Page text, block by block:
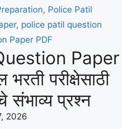
, Police Patil
, police patil question
Paper PDF
Paper
भरती परीक्षेसाठी
संभाव्य प्रश्न
2026